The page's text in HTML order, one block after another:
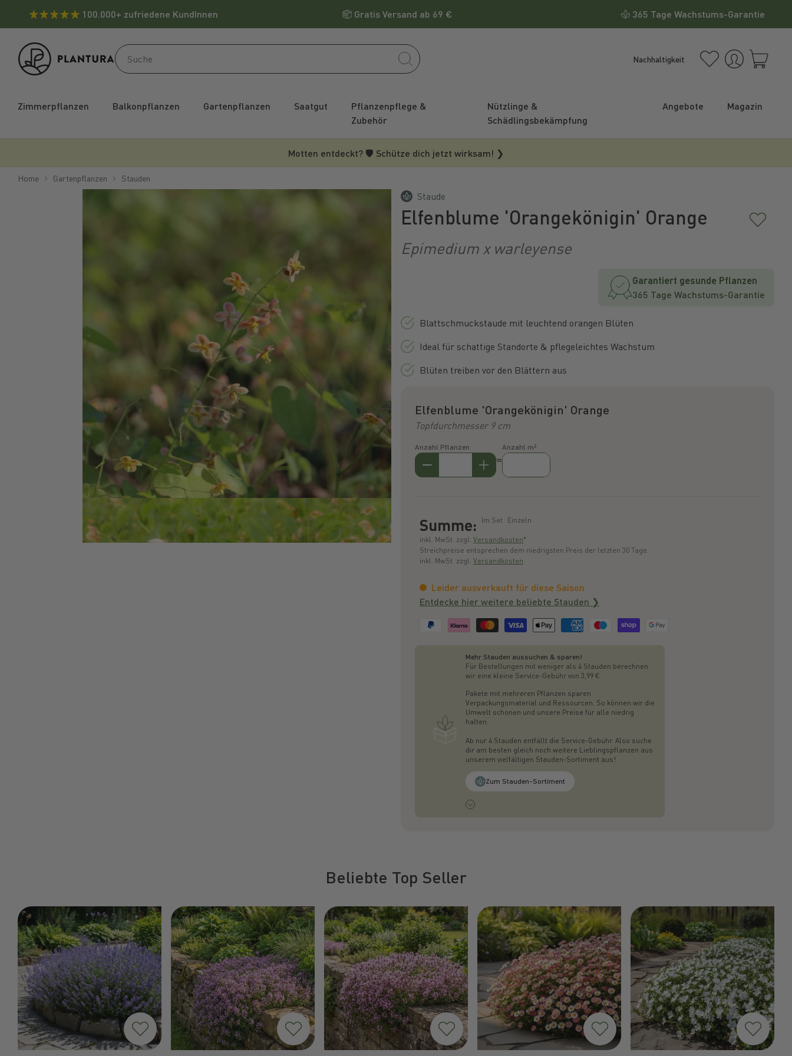
100.000+ zufriedene KundInnen Gratis Versand ab 69 € 365 Tage Wachstums-Garantie
Nachhaltigkeit
Zimmerpflanzen Balkonpflanzen Gartenpflanzen Saatgut
Pflanzenpflege &
Zubehör
Nützlinge &
Schädlingsbekämpfung
Angebote Magazin
Motten entdeckt? 🛡️ Schütze dich jetzt wirksam! ❯
Home Gartenpflanzen Stauden
Staude
Elfenblume 'Orangekönigin' Orange
Epimedium x warleyense
Garantiert gesunde Pflanzen
365 Tage Wachstums-Garantie
Blattschmuckstaude mit leuchtend orangen Blüten
Ideal für schattige Standorte & pflegeleichtes Wachstum
Blüten treiben vor den Blättern aus
Elfenblume 'Orangekönigin' Orange
Topfdurchmesser 9 cm
Anzahl Pflanzen
=
Anzahl m²
Summe: Im Set Einzeln
inkl. MwSt. zzgl. Versandkosten*
Streichpreise entsprechen dem niedrigsten Preis der letzten 30 Tage.
inkl. MwSt. zzgl. Versandkosten
Leider ausverkauft für diese Saison
Entdecke hier weitere beliebte Stauden ❯
Mehr Stauden aussuchen & sparen!
Für Bestellungen mit weniger als 4 Stauden berechnen
wir eine kleine Service-Gebühr von 3,99 €.
Pakete mit mehreren Pflanzen sparen
Verpackungsmaterial und Ressourcen. So können wir die
Umwelt schonen und unsere Preise für alle niedrig
halten.
Ab nur 4 Stauden entfällt die Service-Gebühr. Also suche
dir am besten gleich noch weitere Lieblingspflanzen aus
unserem vielfältigen Stauden-Sortiment aus!
Zum Stauden-Sortiment
Beliebte Top Seller